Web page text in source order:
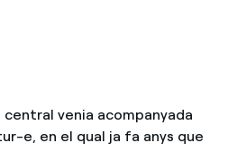
central venia acompanyada
e, en el qual ja fa anys que